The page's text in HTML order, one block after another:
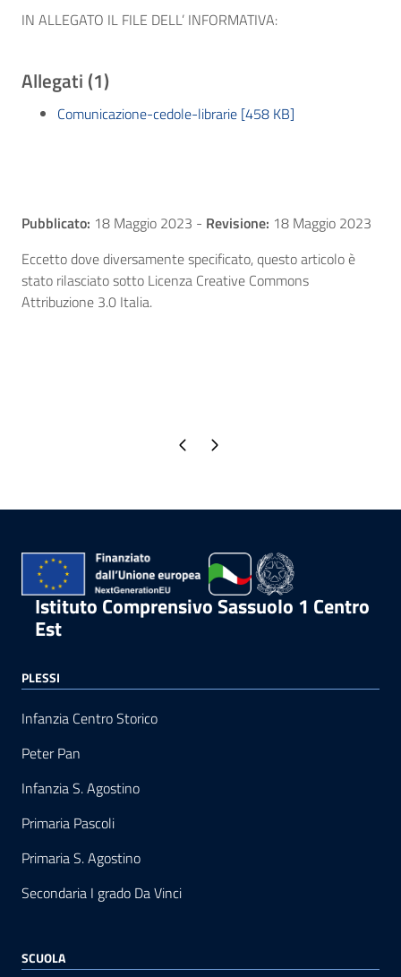
IN ALLEGATO IL FILE DELL’ INFORMATIVA:
Allegati (1)
Comunicazione-cedole-librarie [458 KB]
Pubblicato: 18 Maggio 2023 - Revisione: 18 Maggio 2023
Eccetto dove diversamente specificato, questo articolo è
stato rilasciato sotto Licenza Creative Commons
Attribuzione 3.0 Italia.
Pagina precedente
Pagina successiva
Istituto Comprensivo Sassuolo 1 Centro
Est
PLESSI
Infanzia Centro Storico
Peter Pan
Infanzia S. Agostino
Primaria Pascoli
Primaria S. Agostino
Secondaria I grado Da Vinci
SCUOLA